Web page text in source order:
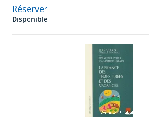
Réserver
Disponible